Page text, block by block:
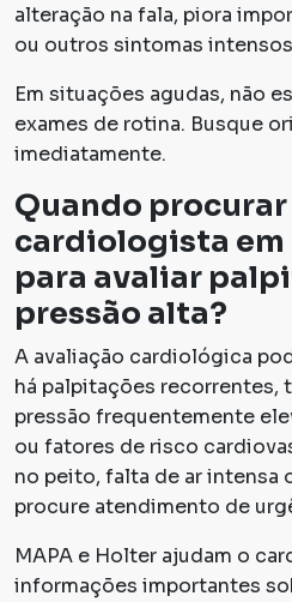
alteração na fala, piora
ou outros sintomas
Em situações agudas, não
exames de rotina. Busque
imediatamente.
Quando procurar
cardiologista em
para avaliar
pressão alta?
A avaliação cardiológica
há palpitações recorrentes,
pressão frequentemente
ou fatores de risco
no peito, falta de ar intensa
procure atendimento de
MAPA e Holter ajudam o
informações importantes